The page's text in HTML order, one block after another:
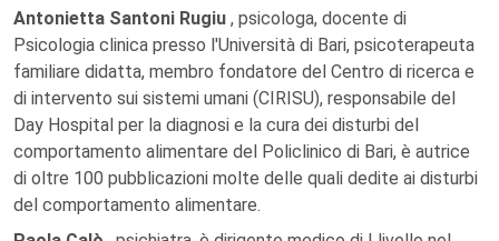
Antonietta Santoni Rugiu , psicologa, docente di
Psicologia clinica presso l'Università di Bari, psicoterapeuta
familiare didatta, membro fondatore del Centro di ricerca e
di intervento sui sistemi umani (CIRISU), responsabile del
Day Hospital per la diagnosi e la cura dei disturbi del
comportamento alimentare del Policlinico di Bari, è autrice
di oltre 100 pubblicazioni molte delle quali dedite ai disturbi
del comportamento alimentare.